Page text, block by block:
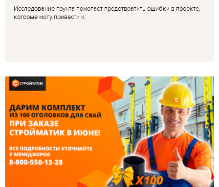
Исследование грунта помогает предотвратить ошибки в проекте,
которые могу привести к: